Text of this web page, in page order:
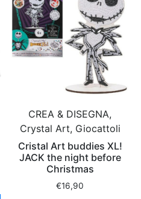
CREA & DISEGNA,
Crystal Art, Giocattoli
Cristal Art buddies XL!
JACK the night before
Christmas
€16,90